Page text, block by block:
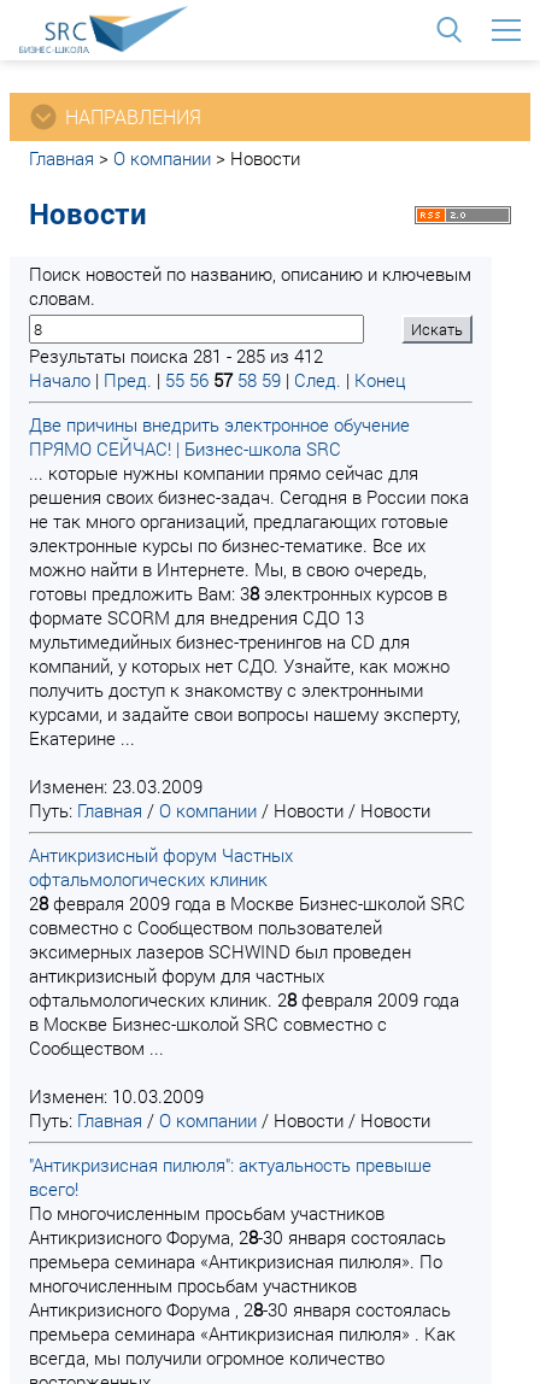
НАПРАВЛЕНИЯ
Главная > О компании > Новости
Новости
Поиск новостей по названию, описанию и ключевым
словам.
Результаты поиска 281 - 285 из 412
Начало | Пред. | 55 56 57 58 59 | След. | Конец
Две причины внедрить электронное обучение
ПРЯМО СЕЙЧАС! | Бизнес-школа SRC
... которые нужны компании прямо сейчас для
решения своих бизнес-задач. Сегодня в России пока
не так много организаций, предлагающих готовые
электронные курсы по бизнес-тематике. Все их
можно найти в Интернете. Мы, в свою очередь,
готовы предложить Вам: 38электронных курсов в
формате SCORM для внедрения СДО 13
мультимедийных бизнес-тренингов на CD для
компаний, у которых нет СДО. Узнайте, как можно
получить доступ к знакомству с электронными
курсами, и задайте свои вопросы нашему эксперту,
Екатерине ...
Изменен: 23.03.2009
Путь: Главная / О компании / Новости / Новости
Антикризисный форум Частных
офтальмологических клиник
28февраля 2009 года в Москве Бизнес-школой SRC
совместно с Сообществом пользователей
эксимерных лазеров SCHWIND был проведен
антикризисный форум для частных
офтальмологических клиник. 28февраля 2009 года
в Москве Бизнес-школой SRC совместно с
Сообществом ...
Изменен: 10.03.2009
Путь: Главная / О компании / Новости / Новости
"Антикризисная пилюля": актуальность превыше
всего!
По многочисленным просьбам участников
Антикризисного Форума, 28-30 января состоялась
премьера семинара «Антикризисная пилюля». По
многочисленным просьбам участников
Антикризисного Форума , 28-30 января состоялась
премьера семинара «Антикризисная пилюля» . Как
всегда, мы получили огромное количество